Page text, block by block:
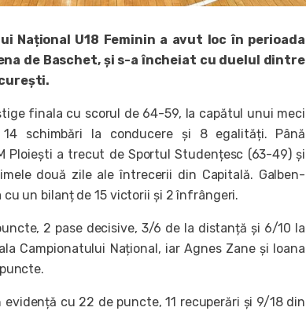
Național U18 Feminin a avut loc în perioada
de Baschet, și s-a încheiat cu duelul dintre
finala cu scorul de 64-59, la capătul unui meci
schimbări la conducere și 8 egalități. Până
Ploiești a trecut de Sportul Studențesc (63-49) și
două zile ale întrecerii din Capitală. Galben-
un bilanț de 15 victorii și 2 înfrângeri.
2 pase decisive, 3/6 de la distanță și 6/10 la
Campionatului Național, iar Agnes Zane și Ioana
evidență cu 22 de puncte, 11 recuperări și 9/18 din